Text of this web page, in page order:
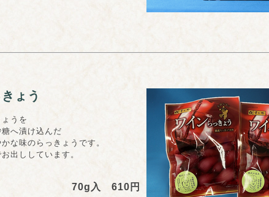
ょう
うを
漬け込んだ
味のらっきょうです。
ししています。
70g入 610円